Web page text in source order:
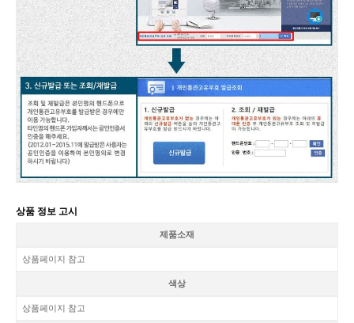
상품 정보 고시
제품소재
상품페이지 참고
색상
상품페이지 참고